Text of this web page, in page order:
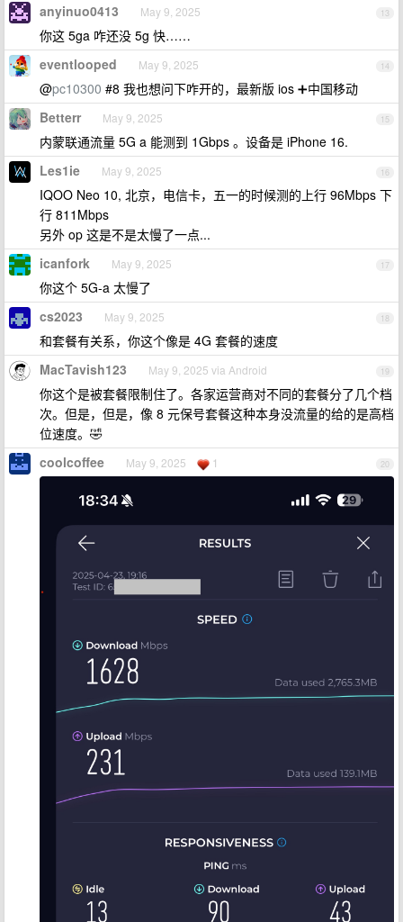
13
anyinuo0413 May 9, 2025
你这 5ga 咋还没 5g 快……
14
eventlooped May 9, 2025
@pc10300 #8 我也想问下咋开的，最新版 ios ➕中国移动
15
Betterr May 9, 2025
内蒙联通流量 5G a 能测到 1Gbps 。设备是 iPhone 16.
16
Les1ie May 9, 2025
IQOO Neo 10, 北京，电信卡，五一的时候测的上行 96Mbps 下
行 811Mbps
另外 op 这是不是太慢了一点...
17
icanfork May 9, 2025
你这个 5G-a 太慢了
18
cs2023 May 9, 2025
和套餐有关系，你这个像是 4G 套餐的速度
19
MacTavish123 May 9, 2025 via Android
你这个是被套餐限制住了。各家运营商对不同的套餐分了几个档
次。但是，但是，像 8 元保号套餐这种本身没流量的给的是高档
位速度。🤣
20
coolcoffee May 9, 2025 1